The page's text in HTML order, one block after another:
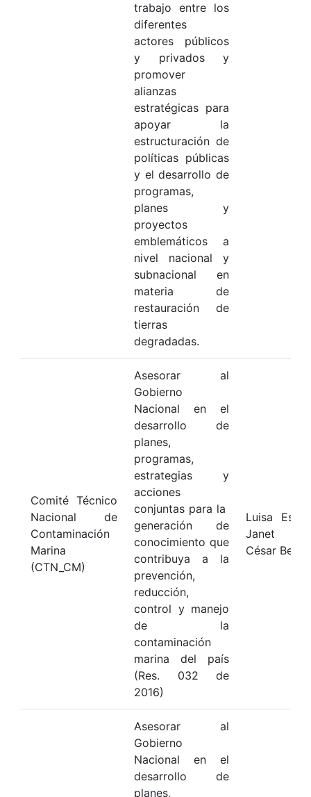
trabajo entre los
diferentes
actores públicos
y privados y
promover
alianzas
estratégicas para
apoyar la
estructuración de
políticas públicas
y el desarrollo de
programas,
planes y
proyectos
emblemáticos a
nivel nacional y
subnacional en
materia de
restauración de
tierras
degradadas.
Comité Técnico
Nacional de
Contaminación
Marina
(CTN_CM)
Asesorar al
Gobierno
Nacional en el
desarrollo de
planes,
programas,
estrategias y
acciones
conjuntas para la
generación de
conocimiento que
contribuya a la
prevención,
reducción,
control y manejo
de la
contaminación
marina del país
(Res. 032 de
2016)
Luisa
Janet
César
Asesorar al
Gobierno
Nacional en el
desarrollo de
planes,